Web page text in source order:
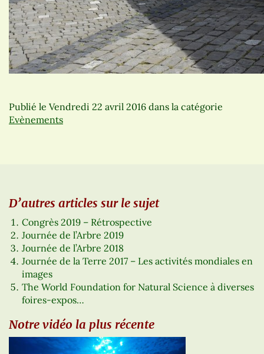
Publié le Vendredi 22 avril 2016 dans la catégorie
Evènements
D’autres articles sur le sujet
Congrès 2019 – Rétrospective
Journée de l’Arbre 2019
Journée de l’Arbre 2018
Journée de la Terre 2017 – Les activités mondiales en
images
The World Foundation for Natural Science à diverses
foires-expos…
Notre vidéo la plus récente